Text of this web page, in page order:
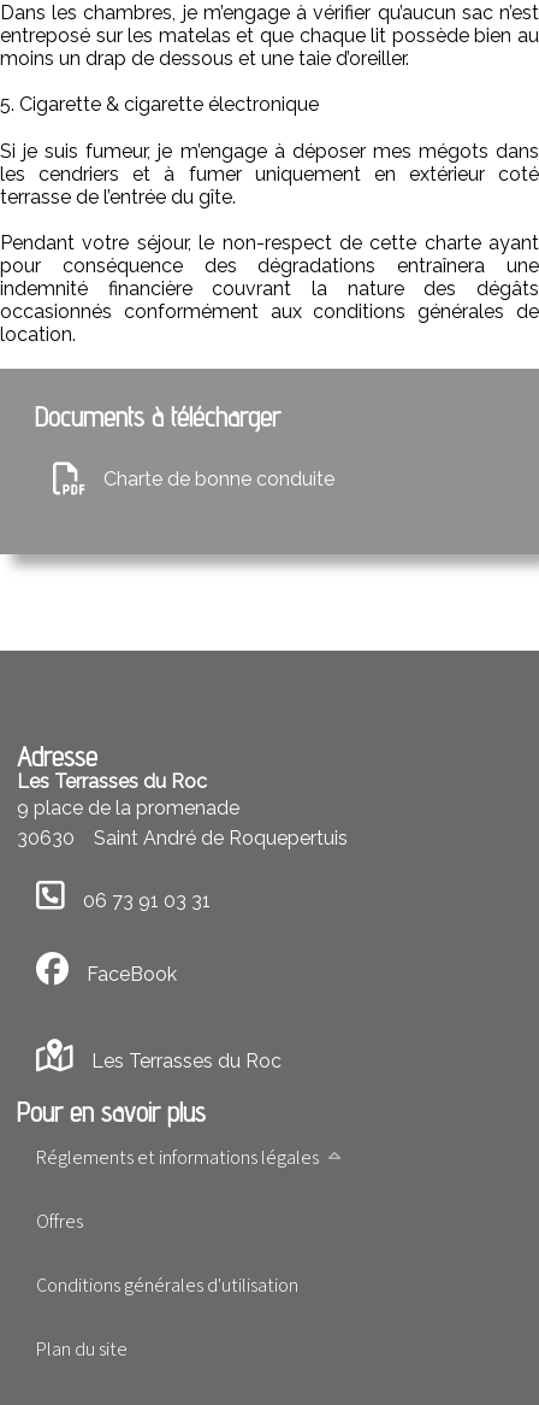
Dans les chambres, je m’engage à vérifier qu’aucun sac n’est
entreposé sur les matelas et que chaque lit possède bien au
moins un drap de dessous et une taie d’oreiller.
5. Cigarette & cigarette électronique
Si je suis fumeur, je m’engage à déposer mes mégots dans
les cendriers et à fumer uniquement en extérieur coté
terrasse de l’entrée du gîte.
Pendant votre séjour, le non-respect de cette charte ayant
pour conséquence des dégradations entraînera une
indemnité financière couvrant la nature des dégâts
occasionnés conformément aux conditions générales de
location.
Documents à télécharger
Charte de bonne conduite
Adresse
Les Terrasses du Roc
9 place de la promenade
30630
Saint André de Roquepertuis
06 73 91 03 31
FaceBook
Les Terrasses du Roc
Pour en savoir plus
Réglements et informations légales
Offres
Conditions générales d'utilisation
Plan du site